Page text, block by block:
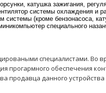
катушка зажигания,
системы охлаждения и
системы (кроме бензонасоса,
специального
специалистами. Во
прогармного обеспечения
продавца данного